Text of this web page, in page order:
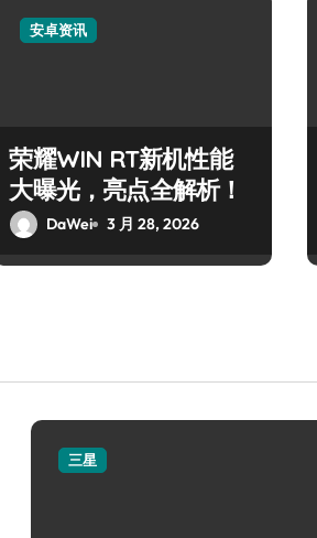
安卓资讯
荣耀WIN RT新机性能
大曝光，亮点全解析！
DaWei 3 月 28, 2026
三星